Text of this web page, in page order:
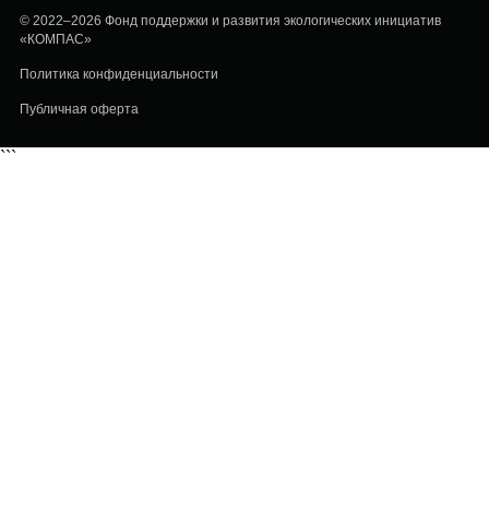
© 2022–2026 Фонд поддержки и развития экологических инициатив
«КОМПАС»
Политика конфиденциальности
Публичная оферта
```